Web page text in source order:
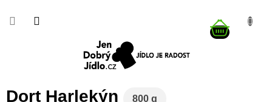
obsah
Dort Harlekýn 800 g